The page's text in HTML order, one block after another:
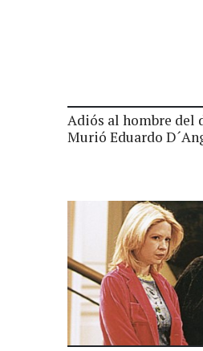
Adiós al hombre del
Murió Eduardo